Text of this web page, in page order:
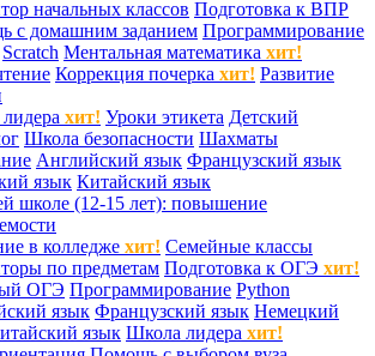
начальных классов Подготовка к ВПР
с домашним заданием Программирование
Scratch Ментальная математика хит!
Коррекция почерка хит! Развитие
хит! Уроки этикета Детский
Школа безопасности Шахматы
Английский язык Французский язык
язык Китайский язык
школе (12-15 лет): повышение
в колледже хит! Семейные классы
по предметам Подготовка к ОГЭ хит!
ОГЭ Программирование Python
язык Французский язык Немецкий
язык Школа лидера хит!